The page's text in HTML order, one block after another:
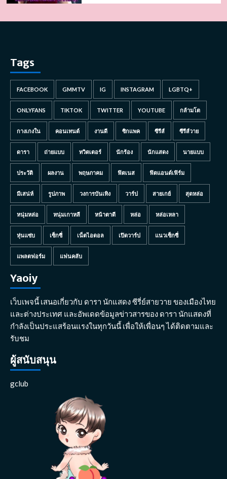
Tags
FACEBOOK GMMTV IG INSTAGRAM LGBTQ+
ONLYFANS TIKTOK TWITTER YOUTUBE กล้ามโต
กางเกงใน คอนเทนต์ งานดี ซิกแพค ซีรีส์ ซีรีส์วาย
ดารา ถ่ายแบบ ทวิตเตอร์ นักร้อง นักแสดง นายแบบ
ประวัติ ผลงาน พฤษภาคม ฟิตเนส ฟิตแอนด์เฟิร์ม
มีเสน่ห์ รูปภาพ วงการบันเทิง วาร์ป สายเกย์ สุดหล่อ
หนุ่มหล่อ หนุ่มเกาหลี หน้าตาดี หล่อ หล่อเหลา
หุ่นแซ่บ เซ็กซี่ เน็ตไอดอล เปิดวาร์ป แนวเซ็กซี่
แพลตฟอร์ม แฟนคลับ
Yaoiy
เว็บเพจนี้ เสนอเกี่ยวกับ ดารา นักแสดง ซีรี่ย์สายวาย ของเมืองไทย
และต่างประเทศ และอัพเดดข้อมูลข่าวสารของ ดารา นักแสดงที่
กำลังเป็นประแสร้อนแรงในทุกวันนี้ เพื่อให้เพื่อนๆ ได้ติดตามและ
รับชม
ผู้สนับสนุน
gclub